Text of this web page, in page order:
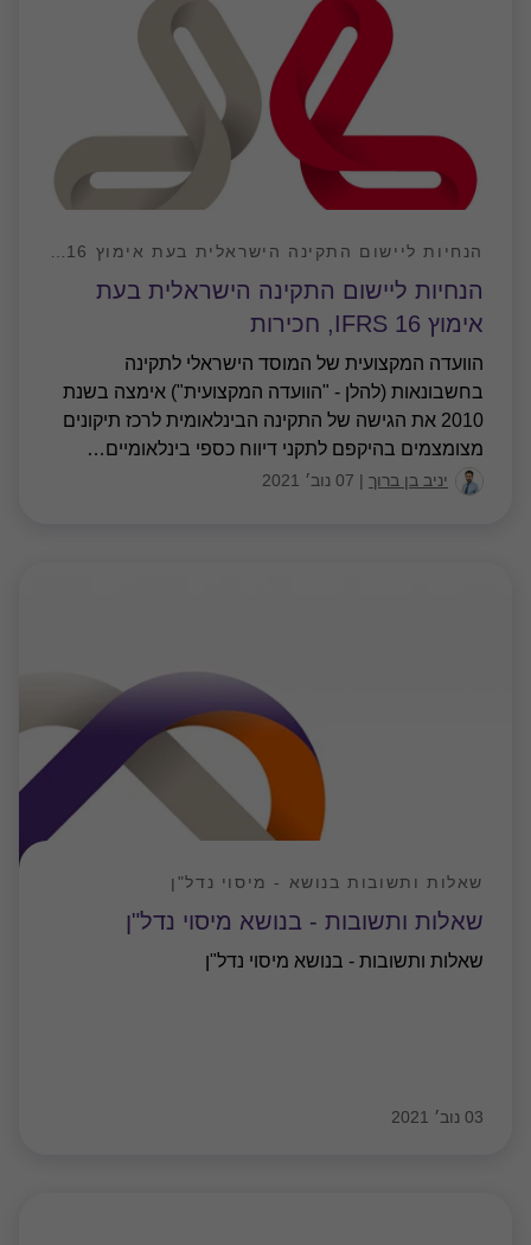
הנחיות ליישום התקינה הישראלית בעת
אימוץ IFRS 16, חכירות
הוועדה המקצועית של המוסד הישראלי לתקינה
בחשבונאות (להלן - "הוועדה המקצועית") אימצה בשנת
2010 את הגישה של התקינה הבינלאומית לרכז תיקונים
מצומצמים בהיקפם לתקני דיווח כספי בינלאומיים…
יניב בן ברוך | 07 נוב׳ 2021
שאלות ותשובות - בנושא מיסוי נדל"ן
שאלות ותשובות בנושא - מיסוי נדל"ן
שאלות ותשובות - בנושא מיסוי נדל"ן
03 נוב׳ 2021